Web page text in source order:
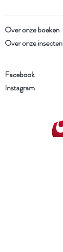
Over onze boeken
Over onze insecten
Facebook
Instagram